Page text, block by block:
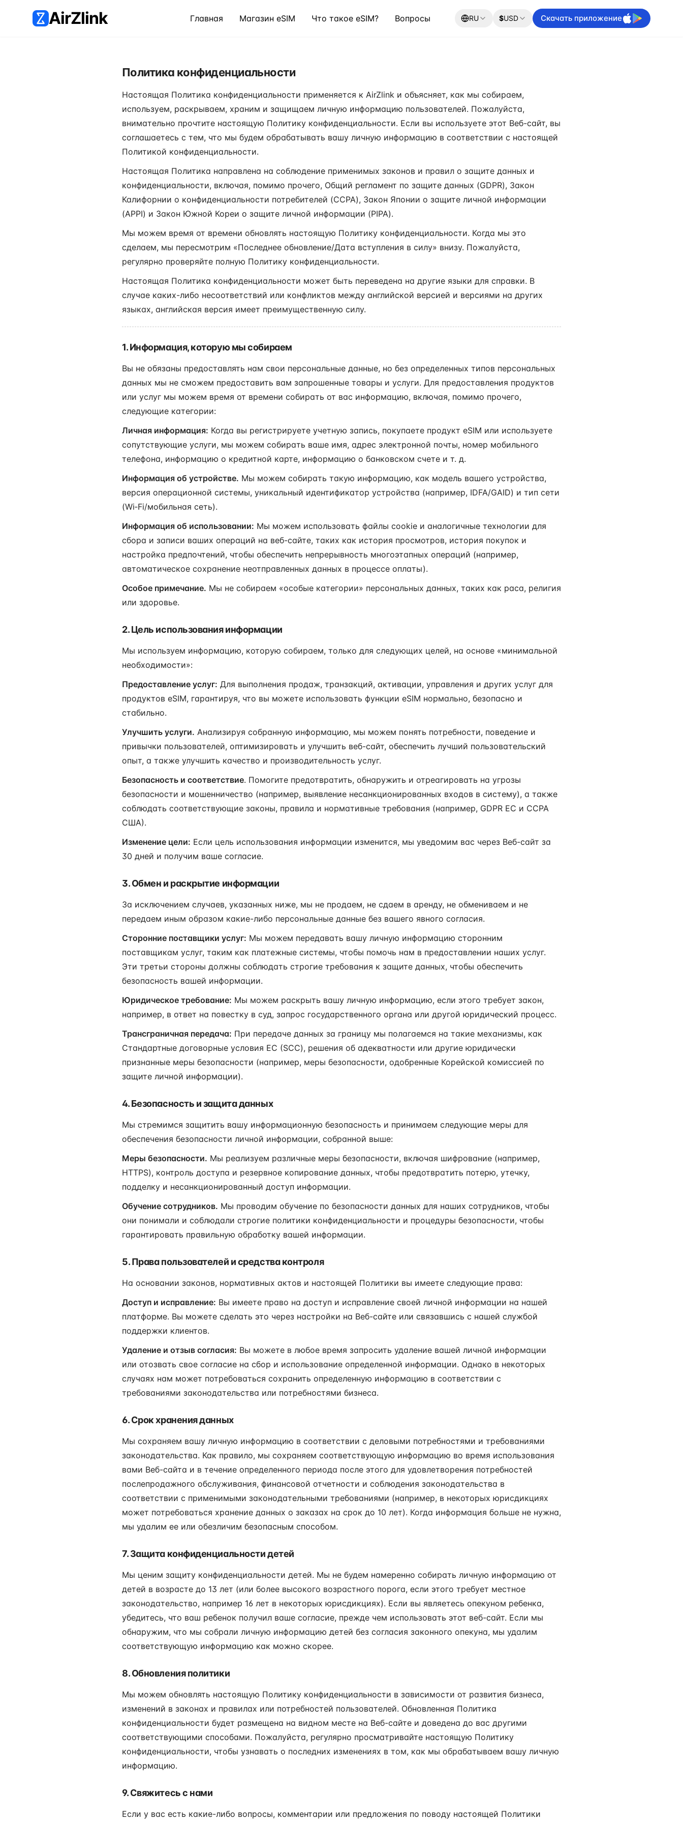
AirZlink Главная Магазин eSIM Что такое eSIM? Вопросы RU $USD Скачать приложение
Политика конфиденциальности
Настоящая Политика конфиденциальности применяется к AirZlink и объясняет, как мы собираем,
используем, раскрываем, храним и защищаем личную информацию пользователей. Пожалуйста,
внимательно прочтите настоящую Политику конфиденциальности. Если вы используете этот Веб-сайт, вы
соглашаетесь с тем, что мы будем обрабатывать вашу личную информацию в соответствии с настоящей
Политикой конфиденциальности.
Настоящая Политика направлена ​​на соблюдение применимых законов и правил о защите данных и
конфиденциальности, включая, помимо прочего, Общий регламент по защите данных (GDPR), Закон
Калифорнии о конфиденциальности потребителей (CCPA), Закон Японии о защите личной информации
(APPI) и Закон Южной Кореи о защите личной информации (PIPA).
Мы можем время от времени обновлять настоящую Политику конфиденциальности. Когда мы это
сделаем, мы пересмотрим «Последнее обновление/Дата вступления в силу» внизу. Пожалуйста,
регулярно проверяйте полную Политику конфиденциальности.
Настоящая Политика конфиденциальности может быть переведена на другие языки для справки. В
случае каких-либо несоответствий или конфликтов между английской версией и версиями на других
языках, английская версия имеет преимущественную силу.
1. Информация, которую мы собираем
Вы не обязаны предоставлять нам свои персональные данные, но без определенных типов персональных
данных мы не сможем предоставить вам запрошенные товары и услуги. Для предоставления продуктов
или услуг мы можем время от времени собирать от вас информацию, включая, помимо прочего,
следующие категории:
Личная информация: Когда вы регистрируете учетную запись, покупаете продукт eSIM или используете
сопутствующие услуги, мы можем собирать ваше имя, адрес электронной почты, номер мобильного
телефона, информацию о кредитной карте, информацию о банковском счете и т. д.
Информация об устройстве. Мы можем собирать такую информацию, как модель вашего устройства,
версия операционной системы, уникальный идентификатор устройства (например, IDFA/GAID) и тип сети
(Wi‑Fi/мобильная сеть).
Информация об использовании: Мы можем использовать файлы cookie и аналогичные технологии для
сбора и записи ваших операций на веб-сайте, таких как история просмотров, история покупок и
настройка предпочтений, чтобы обеспечить непрерывность многоэтапных операций (например,
автоматическое сохранение неотправленных данных в процессе оплаты).
Особое примечание. Мы не собираем «особые категории» персональных данных, таких как раса, религия
или здоровье.
2. Цель использования информации
Мы используем информацию, которую собираем, только для следующих целей, на основе «минимальной
необходимости»:
Предоставление услуг: Для выполнения продаж, транзакций, активации, управления и других услуг для
продуктов eSIM, гарантируя, что вы можете использовать функции eSIM нормально, безопасно и
стабильно.
Улучшить услуги. Анализируя собранную информацию, мы можем понять потребности, поведение и
привычки пользователей, оптимизировать и улучшить веб-сайт, обеспечить лучший пользовательский
опыт, а также улучшить качество и производительность услуг.
Безопасность и соответствие. Помогите предотвратить, обнаружить и отреагировать на угрозы
безопасности и мошенничество (например, выявление несанкционированных входов в систему), а также
соблюдать соответствующие законы, правила и нормативные требования (например, GDPR ЕС и CCPA
США).
Изменение цели: Если цель использования информации изменится, мы уведомим вас через Веб-сайт за
30 дней и получим ваше согласие.
3. Обмен и раскрытие информации
За исключением случаев, указанных ниже, мы не продаем, не сдаем в аренду, не обмениваем и не
передаем иным образом какие-либо персональные данные без вашего явного согласия.
Сторонние поставщики услуг: Мы можем передавать вашу личную информацию сторонним
поставщикам услуг, таким как платежные системы, чтобы помочь нам в предоставлении наших услуг.
Эти третьи стороны должны соблюдать строгие требования к защите данных, чтобы обеспечить
безопасность вашей информации.
Юридическое требование: Мы можем раскрыть вашу личную информацию, если этого требует закон,
например, в ответ на повестку в суд, запрос государственного органа или другой юридический процесс.
Трансграничная передача: При передаче данных за границу мы полагаемся на такие механизмы, как
Стандартные договорные условия ЕС (SCC), решения об адекватности или другие юридически
признанные меры безопасности (например, меры безопасности, одобренные Корейской комиссией по
защите личной информации).
4. Безопасность и защита данных
Мы стремимся защитить вашу информационную безопасность и принимаем следующие меры для
обеспечения безопасности личной информации, собранной выше:
Меры безопасности. Мы реализуем различные меры безопасности, включая шифрование (например,
HTTPS), контроль доступа и резервное копирование данных, чтобы предотвратить потерю, утечку,
подделку и несанкционированный доступ информации.
Обучение сотрудников. Мы проводим обучение по безопасности данных для наших сотрудников, чтобы
они понимали и соблюдали строгие политики конфиденциальности и процедуры безопасности, чтобы
гарантировать правильную обработку вашей информации.
5. Права пользователей и средства контроля
На основании законов, нормативных актов и настоящей Политики вы имеете следующие права:
Доступ и исправление: Вы имеете право на доступ и исправление своей личной информации на нашей
платформе. Вы можете сделать это через настройки на Веб-сайте или связавшись с нашей службой
поддержки клиентов.
Удаление и отзыв согласия: Вы можете в любое время запросить удаление вашей личной информации
или отозвать свое согласие на сбор и использование определенной информации. Однако в некоторых
случаях нам может потребоваться сохранить определенную информацию в соответствии с
требованиями законодательства или потребностями бизнеса.
6. Срок хранения данных
Мы сохраняем вашу личную информацию в соответствии с деловыми потребностями и требованиями
законодательства. Как правило, мы сохраняем соответствующую информацию во время использования
вами Веб-сайта и в течение определенного периода после этого для удовлетворения потребностей
послепродажного обслуживания, финансовой отчетности и соблюдения законодательства в
соответствии с применимыми законодательными требованиями (например, в некоторых юрисдикциях
может потребоваться хранение данных о заказах на срок до 10 лет). Когда информация больше не нужна,
мы удалим ее или обезличим безопасным способом.
7. Защита конфиденциальности детей
Мы ценим защиту конфиденциальности детей. Мы не будем намеренно собирать личную информацию от
детей в возрасте до 13 лет (или более высокого возрастного порога, если этого требует местное
законодательство, например 16 лет в некоторых юрисдикциях). Если вы являетесь опекуном ребенка,
убедитесь, что ваш ребенок получил ваше согласие, прежде чем использовать этот веб-сайт. Если мы
обнаружим, что мы собрали личную информацию детей без согласия законного опекуна, мы удалим
соответствующую информацию как можно скорее.
8. Обновления политики
Мы можем обновлять настоящую Политику конфиденциальности в зависимости от развития бизнеса,
изменений в законах и правилах или потребностей пользователей. Обновленная Политика
конфиденциальности будет размещена на видном месте на Веб-сайте и доведена до вас другими
соответствующими способами. Пожалуйста, регулярно просматривайте настоящую Политику
конфиденциальности, чтобы узнавать о последних изменениях в том, как мы обрабатываем вашу личную
информацию.
9. Свяжитесь с нами
Если у вас есть какие-либо вопросы, комментарии или предложения по поводу настоящей Политики